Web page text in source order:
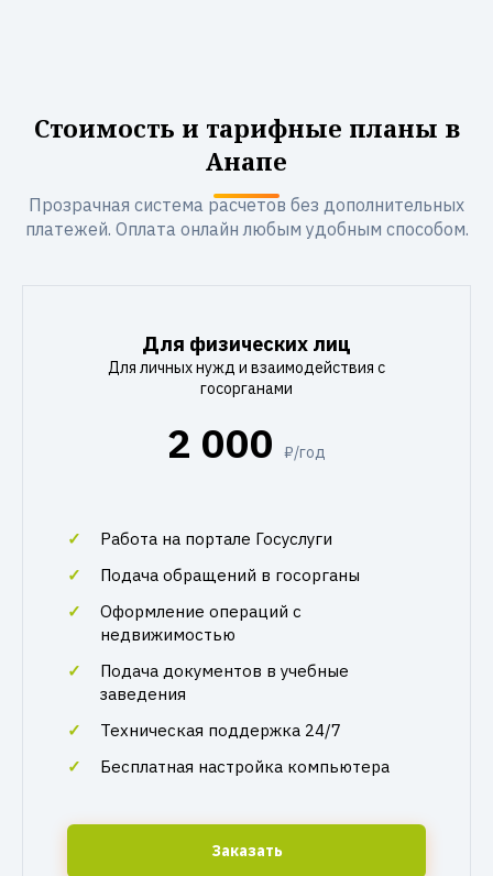
Стоимость и тарифные планы в
Анапе
Прозрачная система расчетов без дополнительных
платежей. Оплата онлайн любым удобным способом.
Для физических лиц
Для личных нужд и взаимодействия с
госорганами
2 000 ₽/год
Работа на портале Госуслуги
Подача обращений в госорганы
Оформление операций с
недвижимостью
Подача документов в учебные
заведения
Техническая поддержка 24/7
Бесплатная настройка компьютера
Заказать